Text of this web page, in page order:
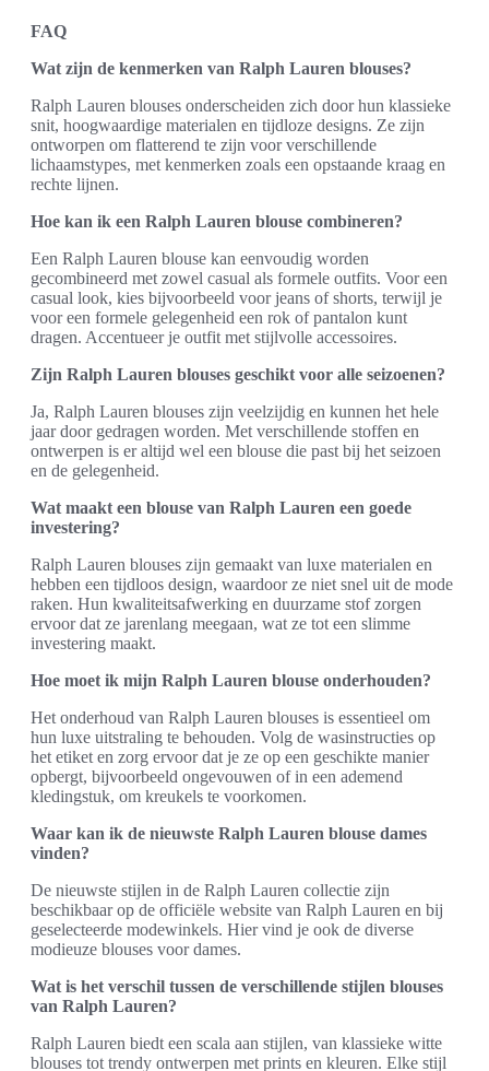
FAQ
Wat zijn de kenmerken van Ralph Lauren blouses?
Ralph Lauren blouses onderscheiden zich door hun klassieke
snit, hoogwaardige materialen en tijdloze designs. Ze zijn
ontworpen om flatterend te zijn voor verschillende
lichaamstypes, met kenmerken zoals een opstaande kraag en
rechte lijnen.
Hoe kan ik een Ralph Lauren blouse combineren?
Een Ralph Lauren blouse kan eenvoudig worden
gecombineerd met zowel casual als formele outfits. Voor een
casual look, kies bijvoorbeeld voor jeans of shorts, terwijl je
voor een formele gelegenheid een rok of pantalon kunt
dragen. Accentueer je outfit met stijlvolle accessoires.
Zijn Ralph Lauren blouses geschikt voor alle seizoenen?
Ja, Ralph Lauren blouses zijn veelzijdig en kunnen het hele
jaar door gedragen worden. Met verschillende stoffen en
ontwerpen is er altijd wel een blouse die past bij het seizoen
en de gelegenheid.
Wat maakt een blouse van Ralph Lauren een goede
investering?
Ralph Lauren blouses zijn gemaakt van luxe materialen en
hebben een tijdloos design, waardoor ze niet snel uit de mode
raken. Hun kwaliteitsafwerking en duurzame stof zorgen
ervoor dat ze jarenlang meegaan, wat ze tot een slimme
investering maakt.
Hoe moet ik mijn Ralph Lauren blouse onderhouden?
Het onderhoud van Ralph Lauren blouses is essentieel om
hun luxe uitstraling te behouden. Volg de wasinstructies op
het etiket en zorg ervoor dat je ze op een geschikte manier
opbergt, bijvoorbeeld ongevouwen of in een ademend
kledingstuk, om kreukels te voorkomen.
Waar kan ik de nieuwste Ralph Lauren blouse dames
vinden?
De nieuwste stijlen in de Ralph Lauren collectie zijn
beschikbaar op de officiële website van Ralph Lauren en bij
geselecteerde modewinkels. Hier vind je ook de diverse
modieuze blouses voor dames.
Wat is het verschil tussen de verschillende stijlen blouses
van Ralph Lauren?
Ralph Lauren biedt een scala aan stijlen, van klassieke witte
blouses tot trendy ontwerpen met prints en kleuren. Elke stijl